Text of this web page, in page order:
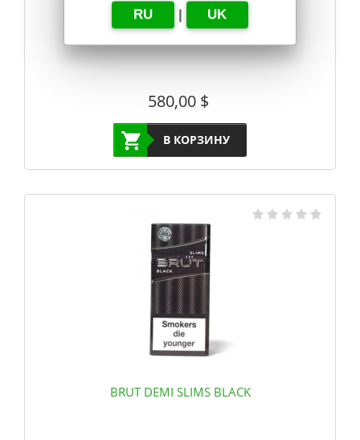
RU | UK
MARSHALL SLIMS RED
580,00$
В КОРЗИНУ
BRUT DEMI SLIMS BLACK